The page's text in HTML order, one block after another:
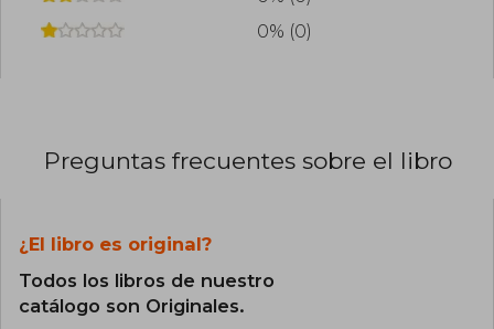
0% (0)
Preguntas frecuentes sobre el libro
¿El libro es original?
Todos los libros de nuestro
catálogo son Originales.